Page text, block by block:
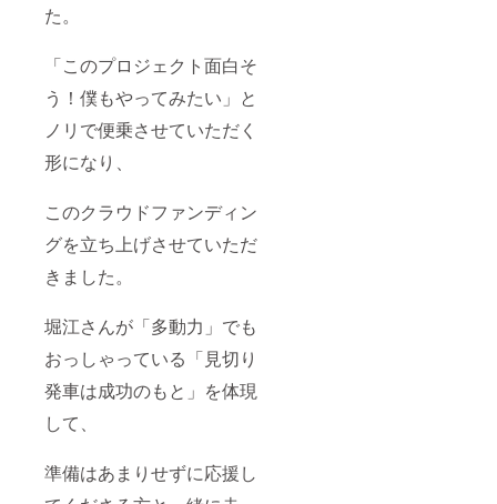
た。
「このプロジェクト面白そ
う！僕もやってみたい」と
ノリで便乗させていただく
形になり、
このクラウドファンディン
グを立ち上げさせていただ
きました。
堀江さんが「多動力」でも
おっしゃっている「見切り
発車は成功のもと」を体現
して、
準備はあまりせずに応援し